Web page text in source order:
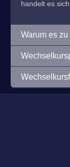
handelt es
Warum es